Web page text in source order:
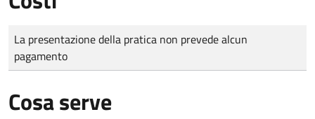
Tipo di pagamento
Importo
La presentazione della pratica non prevede alcun
pagamento
Cosa serve